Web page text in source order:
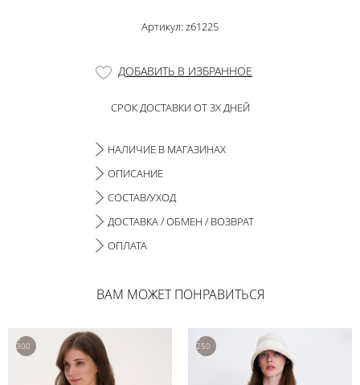
Артикул: z61225
ДОБАВИТЬ В ИЗБРАННОЕ
СРОК ДОСТАВКИ ОТ 3Х ДНЕЙ
НАЛИЧИЕ В МАГАЗИНАХ
ОПИСАНИЕ
СОСТАВ/УХОД
ДОСТАВКА / ОБМЕН / ВОЗВРАТ
ОПЛАТА
ВАМ МОЖЕТ ПОНРАВИТЬСЯ
5
300
р.
5
250
р.